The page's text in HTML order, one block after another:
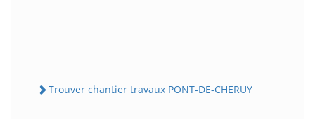
Trouver chantier travaux PONT-DE-CHERUY